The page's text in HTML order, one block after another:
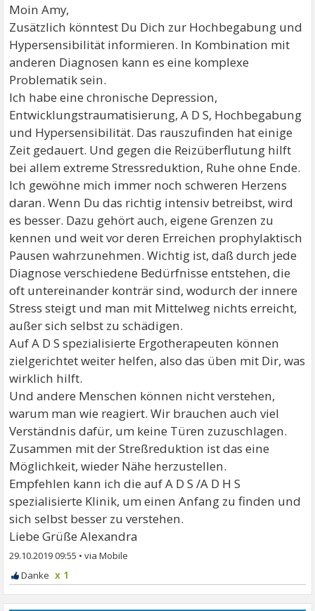
Moin Amy,
Zusätzlich könntest Du Dich zur Hochbegabung und
Hypersensibilität informieren. In Kombination mit
anderen Diagnosen kann es eine komplexe
Problematik sein.
Ich habe eine chronische Depression,
Entwicklungstraumatisierung, A D S, Hochbegabung
und Hypersensibilität. Das rauszufinden hat einige
Zeit gedauert. Und gegen die Reizüberflutung hilft
bei allem extreme Stressreduktion, Ruhe ohne Ende.
Ich gewöhne mich immer noch schweren Herzens
daran. Wenn Du das richtig intensiv betreibst, wird
es besser. Dazu gehört auch, eigene Grenzen zu
kennen und weit vor deren Erreichen prophylaktisch
Pausen wahrzunehmen. Wichtig ist, daß durch jede
Diagnose verschiedene Bedürfnisse entstehen, die
oft untereinander konträr sind, wodurch der innere
Stress steigt und man mit Mittelweg nichts erreicht,
außer sich selbst zu schädigen.
Auf A D S spezialisierte Ergotherapeuten können
zielgerichtet weiter helfen, also das üben mit Dir, was
wirklich hilft.
Und andere Menschen können nicht verstehen,
warum man wie reagiert. Wir brauchen auch viel
Verständnis dafür, um keine Türen zuzuschlagen.
Zusammen mit der Streßreduktion ist das eine
Möglichkeit, wieder Nähe herzustellen.
Empfehlen kann ich die auf A D S /A D H S
spezialisierte Klinik, um einen Anfang zu finden und
sich selbst besser zu verstehen.
Liebe Grüße Alexandra
29.10.2019 09:55 •
x 1